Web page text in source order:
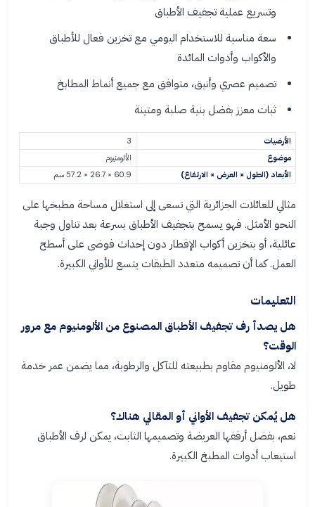
وتسريع عملية تجفيف الأطباق
سعة مناسبة للاستخدام اليومي مع تخزين فعال للأطباق
والأكواب وأدوات المائدة
تصميم عصري وأنيق، متوافق مع جميع أنماط المطابخ
ثبات معزز بفضل بنية صلبة ومتينة
الأرضيات
3
موضوع
الألومنيوم
الأبعاد (الطول × العرض × الارتفاع)
60.9 × 26.7 × 57.2 سم
مثالي للعائلات الجزائرية التي تسعى إلى استغلال مساحة مطبخها على
النحو الأمثل. فهو يسمح بتجفيف الأطباق بسرعة بعد تناول وجبة
عائلية، أو بتخزين أكواب الإفطار دون إحداث فوضى على أسطح
العمل. كما أن تصميمه متعدد الطبقات يتسع للأواني الكبيرة.
التعليمات
هل يصدأ رف تجفيف الأطباق المصنوع من الألومنيوم مع مرور
الوقت؟
لا، الألومنيوم مقاوم بطبيعته للتآكل والرطوبة، مما يضمن عمر خدمة
طويل.
هل يُمكن تجفيف الأواني أو المقالي هناك؟
نعم، بفضل أرففها العريضة وتصميمها الثابت، يمكن لرف الأطباق
استيعاب أدوات المطبخ الكبيرة.